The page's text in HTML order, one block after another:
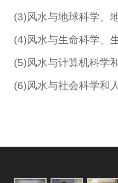
(3)风水与地球科学、
(4)风水与生命科学、
(5)风水与计算机科学
(6)风水与社会科学和